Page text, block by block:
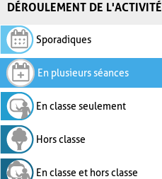
DÉROULEMENT DE L'ACTIVITÉ
Sporadiques
En plusieurs séances
En classe seulement
Hors classe
En classe et hors classe